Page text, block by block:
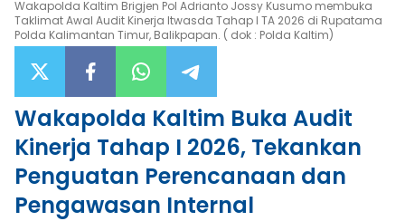
Opini
Gaya
Hidup
×
Wakapolda Kaltim Brigjen Pol Adrianto Jossy Kusumo membuka
Taklimat Awal Audit Kinerja Itwasda Tahap I TA 2026 di Rupatama
Polda Kalimantan Timur, Balikpapan. ( dok : Polda Kaltim)
Wakapolda Kaltim Buka Audit
Kinerja Tahap I 2026, Tekankan
Penguatan Perencanaan dan
Pengawasan Internal